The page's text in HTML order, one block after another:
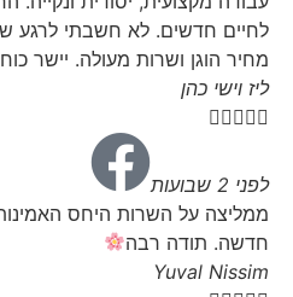
לחיים חדשים. לא חשבתי לרגע
מחיר הוגן ושרות מעולה. יישר כוח
ליז וישי כהן

לפני 2 שבועות
ממליצה על השרות היחס
חדשה. תודה רבה
Yuval Nissim